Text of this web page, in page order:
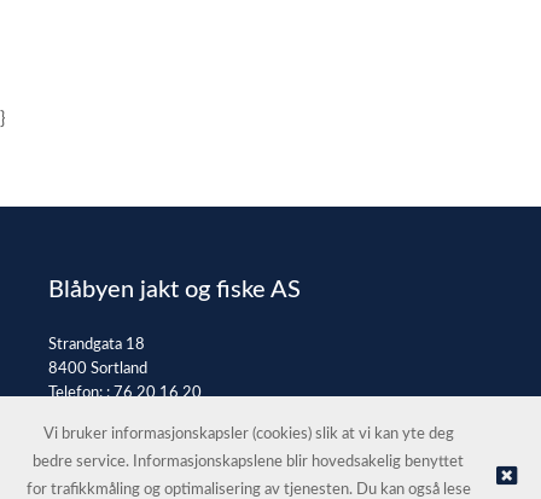
}
Blåbyen jakt og fiske AS
Strandgata 18
8400 Sortland
Telefon: : 76 20 16 20
© Blåbyen jakt og fiske AS |Nettbutikk levert av Kréatif
Vi bruker informasjonskapsler (cookies) slik at vi kan yte deg
bedre service. Informasjonskapslene blir hovedsakelig benyttet
for trafikkmåling og optimalisering av tjenesten. Du kan også lese